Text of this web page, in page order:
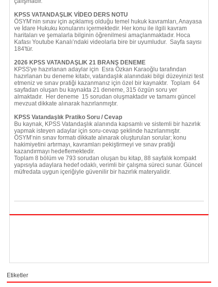
KPSS VATANDAŞLIK VİDEO DERS NOTU
ÖSYM’nin sınav için açıklamış olduğu temel hukuk kavramları, Anayasa
ve İdare Hukuku konularını içermektedir. Her konu ile ilgili kavram
haritaları ve şemalarla bilginin öğrenilmesi amaçlanmaktadır. Hoca
Kafası Youtube Kanalı’ndaki videolarla bire bir uyumludur. Sayfa sayısı
184'tür.
2026 KPSS VATANDAŞLIK 21 BRANŞ DENEME
KPSS'ye hazırlanan adaylar için Esra Özkan Karaoğlu tarafından
hazırlanan bu deneme kitabı, vatandaşlık alanındaki bilgi düzeyinizi test
etmeniz ve sınav pratiği kazanmanız için özel bir kaynaktır. Toplam 64
sayfadan oluşan bu kaynakta 21 deneme, 315 özgün soru yer
almaktadır. Her deneme 15 sorudan oluşmaktadır ve tamamı güncel
mevzuat dikkate alınarak hazırlanmıştır.
KPSS Vatandaşlık Pratiko Soru / Cevap
Bu kaynak, KPSS Vatandaşlık alanında kapsamlı ve sistemli bir hazırlık
yapmak isteyen adaylar için soru-cevap şeklinde hazırlanmıştır.
ÖSYM’nin sınav formatı dikkate alınarak oluşturulan sorular; konu
hakimiyetini artırmayı, kavramları pekiştirmeyi ve sınav pratiği
kazandırmayı hedeflemektedir.
Toplam 8 bölüm ve 793 sorudan oluşan bu kitap, 88 sayfalık kompakt
yapısıyla adaylara hedef odaklı, verimli bir çalışma süreci sunar. Güncel
müfredata uygun içeriğiyle güvenilir bir hazırlık materyalidir.
Etiketler